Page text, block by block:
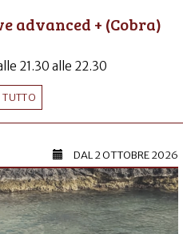
advanced + (Cobra)
21.30 alle 22.30
TUTTO
DAL2 OTTOBRE 2026